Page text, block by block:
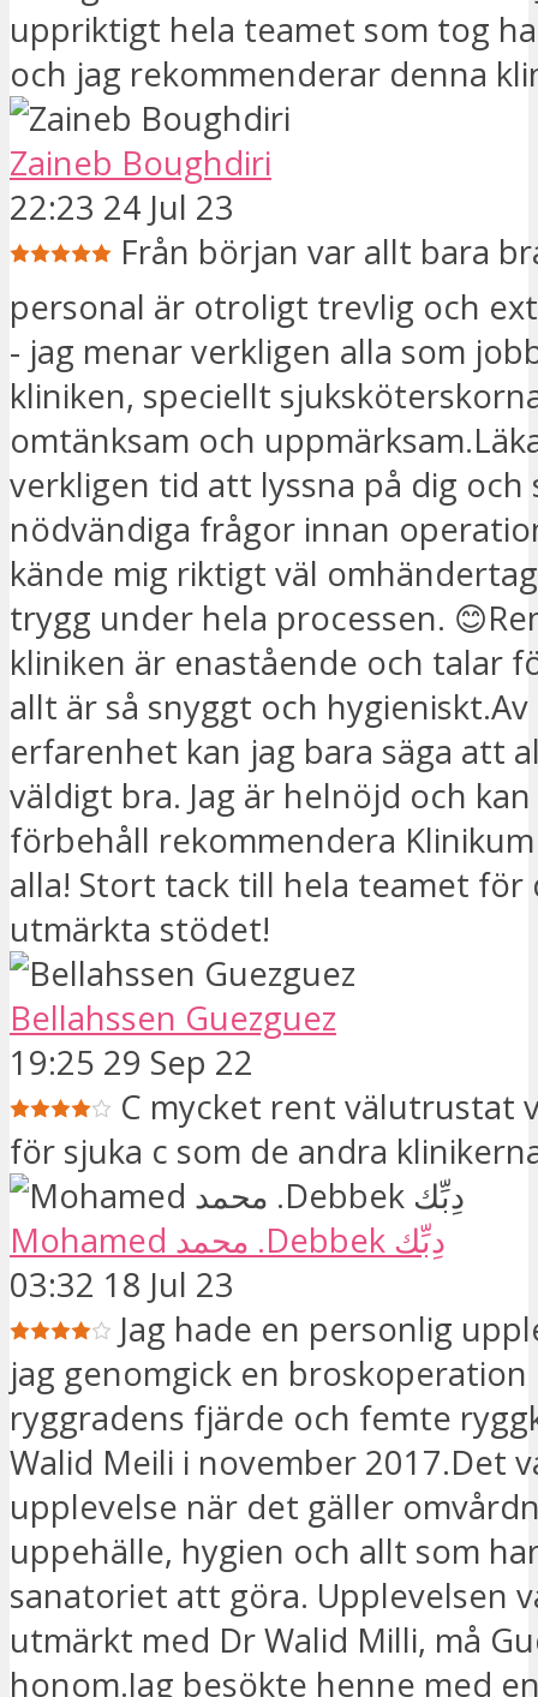
uppriktigt hela teamet som tog
och jag rekommenderar denna
Zaineb Boughdiri
22:23 24 Jul 23
Från början var allt bara
personal är otroligt trevlig och
- jag menar verkligen alla som
kliniken, speciellt
omtänksam och
verkligen tid att lyssna på dig och
nödvändiga frågor innan
kände mig riktigt väl
trygg under hela processen.
kliniken är enastående och talar
allt är så snyggt och hygieniskt.Av
erfarenhet kan jag bara säga att
väldigt bra. Jag är helnöjd och
förbehåll rekommendera
alla! Stort tack till hela teamet för
utmärkta stödet!
Bellahssen Guezguez
19:25 29 Sep 22
C mycket rent välutrustat
för sjuka c som de andra
Mohamed محمد .Debbek دِبِّك
03:32 18 Jul 23
Jag hade en personlig
jag genomgick en broskoperation
ryggradens fjärde och femte
Walid Meili i november 2017.Det
upplevelse när det gäller
uppehälle, hygien och allt som
sanatoriet att göra. Upplevelsen
utmärkt med Dr Walid Milli, må
honom.Jag besökte henne med